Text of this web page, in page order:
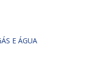
E ÁGUA